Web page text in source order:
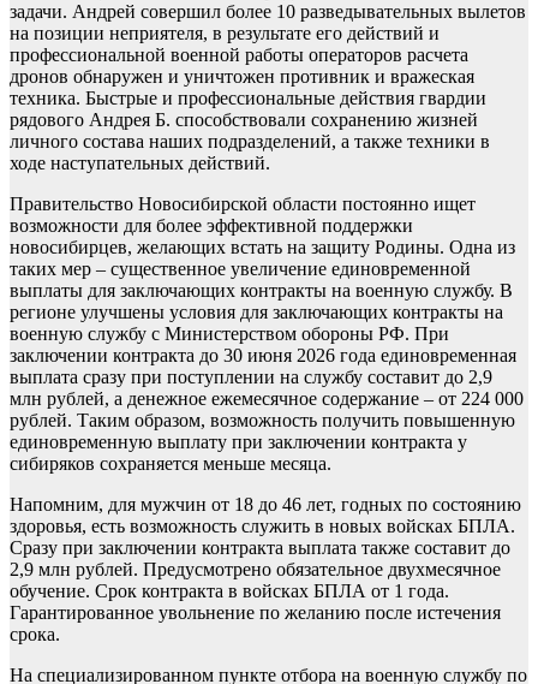
задачи. Андрей совершил более 10 разведывательных вылетов
на позиции неприятеля, в результате его действий и
профессиональной военной работы операторов расчета
дронов обнаружен и уничтожен противник и вражеская
техника. Быстрые и профессиональные действия гвардии
рядового Андрея Б. способствовали сохранению жизней
личного состава наших подразделений, а также техники в
ходе наступательных действий.
Правительство Новосибирской области постоянно ищет
возможности для более эффективной поддержки
новосибирцев, желающих встать на защиту Родины. Одна из
таких мер – существенное увеличение единовременной
выплаты для заключающих контракты на военную службу. В
регионе улучшены условия для заключающих контракты на
военную службу с Министерством обороны РФ. При
заключении контракта до 30 июня 2026 года единовременная
выплата сразу при поступлении на службу составит до 2,9
млн рублей, а денежное ежемесячное содержание – от 224 000
рублей. Таким образом, возможность получить повышенную
единовременную выплату при заключении контракта у
сибиряков сохраняется меньше месяца.
Напомним, для мужчин от 18 до 46 лет, годных по состоянию
здоровья, есть возможность служить в новых войсках БПЛА.
Сразу при заключении контракта выплата также составит до
2,9 млн рублей. Предусмотрено обязательное двухмесячное
обучение. Срок контракта в войсках БПЛА от 1 года.
Гарантированное увольнение по желанию после истечения
срока.
На специализированном пункте отбора на военную службу по